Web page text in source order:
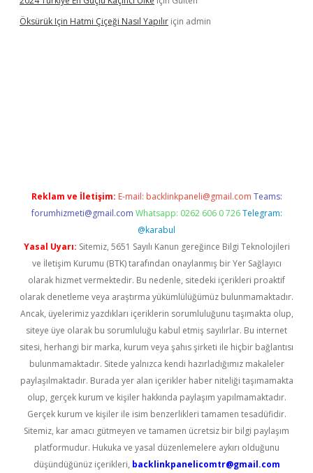
Öksürük Için Hatmi Çiçeği Nasıl Yapılır için admin
Reklam ve İletişim: E-mail: backlinkpaneli@gmail.com Teams:
forumhizmeti@gmail.com Whatsapp: 0262 606 0 726 Telegram:
@karabul
Yasal Uyarı: Sitemiz, 5651 Sayılı Kanun gereğince Bilgi Teknolojileri
ve İletişim Kurumu (BTK) tarafından onaylanmış bir Yer Sağlayıcı
olarak hizmet vermektedir. Bu nedenle, sitedeki içerikleri proaktif
olarak denetleme veya araştırma yükümlülüğümüz bulunmamaktadır.
Ancak, üyelerimiz yazdıkları içeriklerin sorumluluğunu taşımakta olup,
siteye üye olarak bu sorumluluğu kabul etmiş sayılırlar. Bu internet
sitesi, herhangi bir marka, kurum veya şahıs şirketi ile hiçbir bağlantısı
bulunmamaktadır. Sitede yalnızca kendi hazırladığımız makaleler
paylaşılmaktadır. Burada yer alan içerikler haber niteliği taşımamakta
olup, gerçek kurum ve kişiler hakkında paylaşım yapılmamaktadır.
Gerçek kurum ve kişiler ile isim benzerlikleri tamamen tesadüfidir.
Sitemiz, kar amacı gütmeyen ve tamamen ücretsiz bir bilgi paylaşım
platformudur. Hukuka ve yasal düzenlemelere aykırı olduğunu
düşündüğünüz içerikleri, backlinkpanelicomtr@gmail.com